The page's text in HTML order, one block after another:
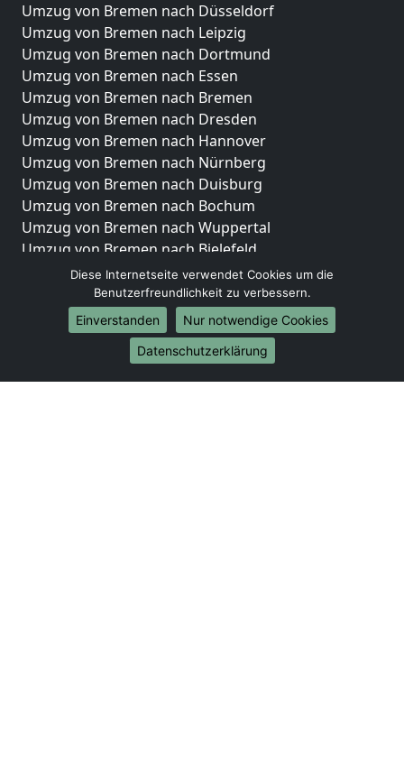
Umzug von Bremen nach Düsseldorf
Umzug von Bremen nach Leipzig
Umzug von Bremen nach Dortmund
Umzug von Bremen nach Essen
Umzug von Bremen nach Bremen
Umzug von Bremen nach Dresden
Umzug von Bremen nach Hannover
Umzug von Bremen nach Nürnberg
Umzug von Bremen nach Duisburg
Umzug von Bremen nach Bochum
Umzug von Bremen nach Wuppertal
Umzug von Bremen nach Bielefeld
Umzug von Bremen nach Bonn
Umzug von Bremen nach Münster
Internationale-Umzüge
Umzug von Bremen nach Brasilien
Umzug von Bremen nach Brunei Darussalam
Diese Internetseite verwendet Cookies um die
Benutzerfreundlichkeit zu verbessern.
Einverstanden
Nur notwendige Cookies
Datenschutzerklärung